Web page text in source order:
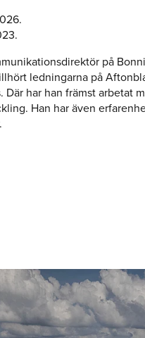
på
ledningarna på
Där har han främst arbetat
Han har även